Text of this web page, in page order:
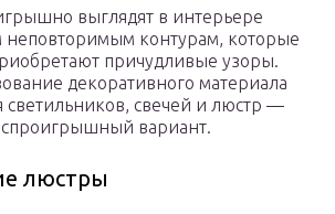
выглядят в интерьере
неповторимым контурам, которые
причудливые узоры.
декоративного материала
свечей и люстр —
вариант.
люстры